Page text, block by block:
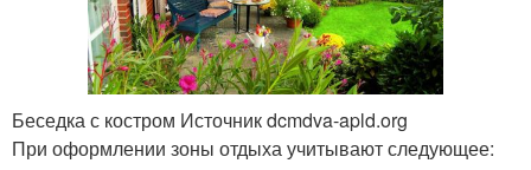
Беседка с костром Источник dcmdva-apld.org
При оформлении зоны отдыха учитывают следующее: